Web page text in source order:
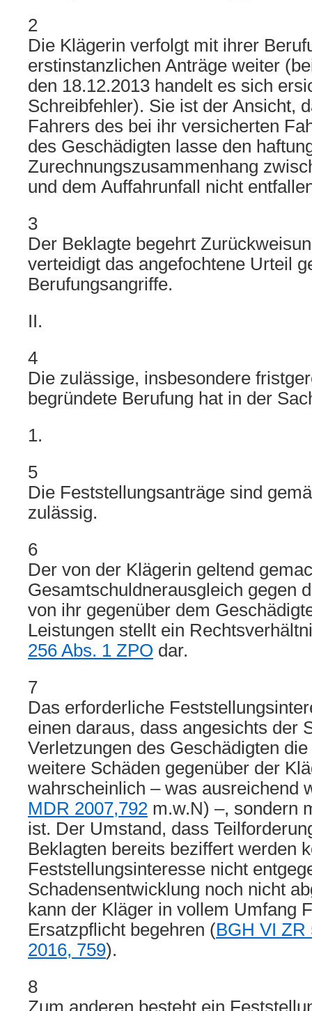
2
Die Klägerin verfolgt mit ihrer
erstinstanzlichen Anträge weiter
den 18.12.2013 handelt es sich
Schreibfehler). Sie ist der Ansicht,
Fahrers des bei ihr versicherten
des Geschädigten lasse den
Zurechnungszusammenhang
und dem Auffahrunfall nicht
3
Der Beklagte begehrt
verteidigt das angefochtene Urteil
Berufungsangriffe.
II.
4
Die zulässige, insbesondere
begründete Berufung hat in der
1.
5
Die Feststellungsanträge sind
zulässig.
6
Der von der Klägerin geltend
Gesamtschuldnerausgleich gegen
von ihr gegenüber dem
Leistungen stellt ein
256 Abs. 1 ZPO dar.
7
Das erforderliche
einen daraus, dass angesichts der
Verletzungen des Geschädigten
weitere Schäden gegenüber der
wahrscheinlich – was ausreichend
MDR 2007,792 m.w.N) –, sondern
ist. Der Umstand, dass
Beklagten bereits beziffert werden
Feststellungsinteresse nicht
Schadensentwicklung noch nicht
kann der Kläger in vollem Umfang
Ersatzpflicht begehren (BGH VI ZR
2016, 759).
8
Zum anderen besteht ein